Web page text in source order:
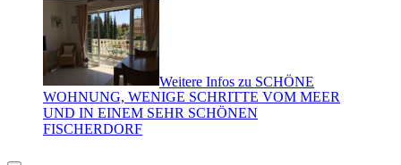
Weitere Infos zu SCHÖNE
WOHNUNG, WENIGE SCHRITTE VOM MEER
UND IN EINEM SEHR SCHÖNEN
FISCHERDORF